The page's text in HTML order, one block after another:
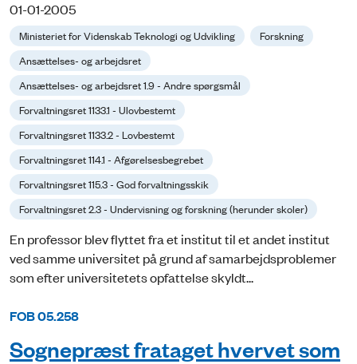
01-01-2005
Ministeriet for Videnskab Teknologi og Udvikling
Forskning
Ansættelses- og arbejdsret
Ansættelses- og arbejdsret 1.9 - Andre spørgsmål
Forvaltningsret 1133.1 - Ulovbestemt
Forvaltningsret 1133.2 - Lovbestemt
Forvaltningsret 114.1 - Afgørelsesbegrebet
Forvaltningsret 115.3 - God forvaltningsskik
Forvaltningsret 2.3 - Undervisning og forskning (herunder skoler)
En professor blev flyttet fra et institut til et andet institut
ved samme universitet på grund af samarbejdsproblemer
som efter universitetets opfattelse skyldt...
FOB 05.258
Sognepræst frataget hvervet som